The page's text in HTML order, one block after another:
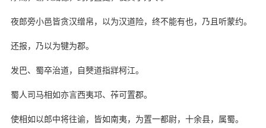
夜郎旁小邑皆贪汉缯帛，以为汉道险，终不能有也，乃且听蒙约。
还报，乃以为犍为郡。
发巴、蜀卒治道，自僰道指牂柯江。
蜀人司马相如亦言西夷邛、莋可置郡。
使相如以郎中将往谕，皆如南夷，为置一都尉，十余县，属蜀。